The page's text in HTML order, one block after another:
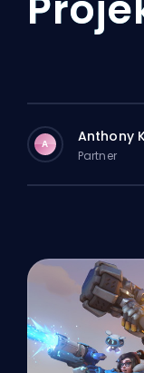
A Anthony
Partner